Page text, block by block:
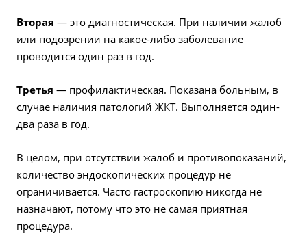
Вторая — это диагностическая. При наличии жалоб
или подозрении на какое-либо заболевание
проводится один раз в год.
Третья — профилактическая. Показана больным, в
случае наличия патологий ЖКТ. Выполняется один-
два раза в год.
В целом, при отсутствии жалоб и противопоказаний,
количество эндоскопических процедур не
ограничивается. Часто гастроскопию никогда не
назначают, потому что это не самая приятная
процедура.